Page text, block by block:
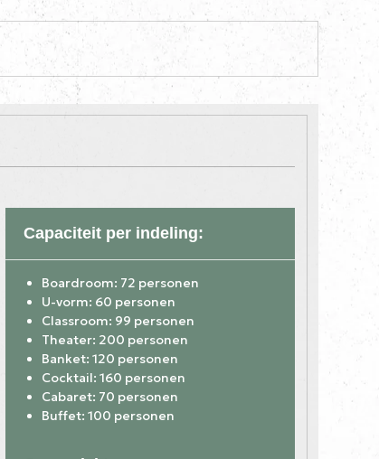
Capaciteit per indeling:
Boardroom: 72 personen
U-vorm: 60 personen
Classroom: 99 personen
Theater: 200 personen
Banket: 120 personen
Cocktail: 160 personen
Cabaret: 70 personen
Buffet: 100 personen